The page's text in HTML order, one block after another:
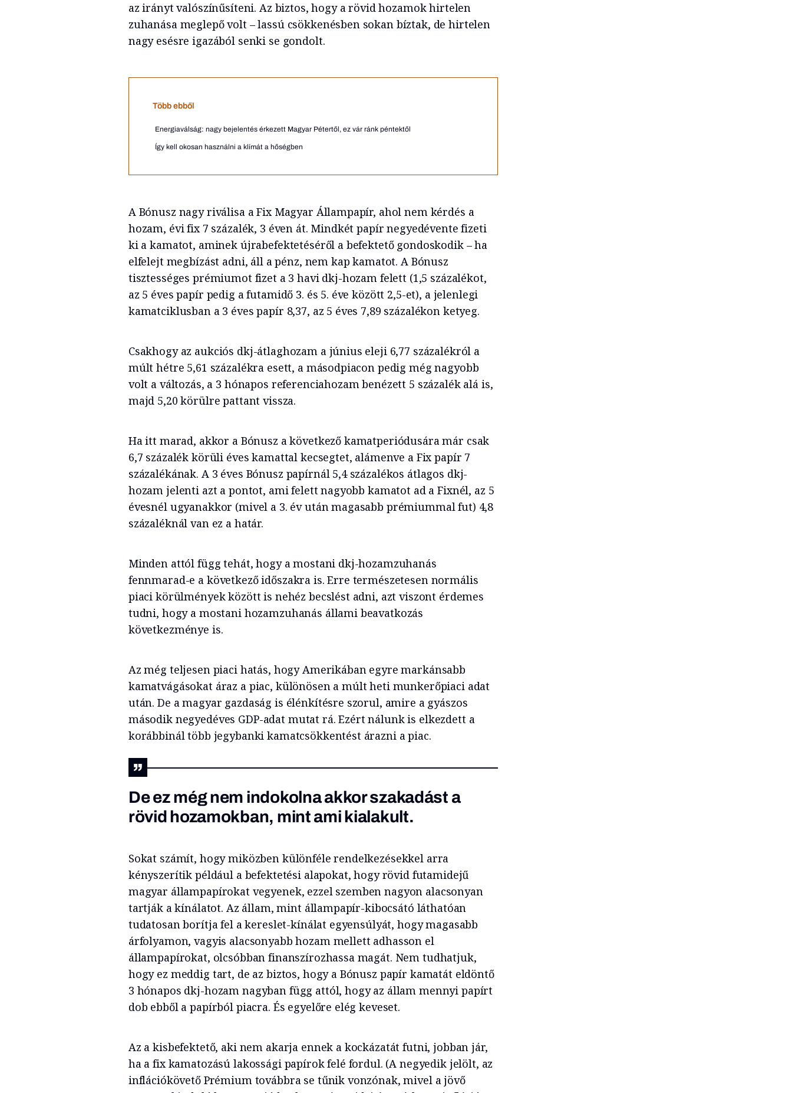
az irányt valószínűsíteni. Az biztos, hogy a rövid hozamok hirtelen
zuhanása meglepő volt – lassú csökkenésben sokan bíztak, de hirtelen
nagy esésre igazából senki se gondolt.
Több ebből
Energiaválság: nagy bejelentés érkezett Magyar Pétertől, ez vár ránk péntektől
Így kell okosan használni a klímát a hőségben
A Bónusz nagy riválisa a Fix Magyar Állampapír, ahol nem kérdés a
hozam, évi fix 7 százalék, 3 éven át. Mindkét papír negyedévente fizeti
ki a kamatot, aminek újrabefektetéséről a befektető gondoskodik – ha
elfelejt megbízást adni, áll a pénz, nem kap kamatot. A Bónusz
tisztességes prémiumot fizet a 3 havi dkj-hozam felett (1,5 százalékot,
az 5 éves papír pedig a futamidő 3. és 5. éve között 2,5-et), a jelenlegi
kamatciklusban a 3 éves papír 8,37, az 5 éves 7,89 százalékon ketyeg.
Csakhogy az aukciós dkj-átlaghozam a június eleji 6,77 százalékról a
múlt hétre 5,61 százalékra esett, a másodpiacon pedig még nagyobb
volt a változás, a 3 hónapos referenciahozam benézett 5 százalék alá is,
majd 5,20 körülre pattant vissza.
Ha itt marad, akkor a Bónusz a következő kamatperiódusára már csak
6,7 százalék körüli éves kamattal kecsegtet, alámenve a Fix papír 7
százalékának. A 3 éves Bónusz papírnál 5,4 százalékos átlagos dkj-
hozam jelenti azt a pontot, ami felett nagyobb kamatot ad a Fixnél, az 5
évesnél ugyanakkor (mivel a 3. év után magasabb prémiummal fut) 4,8
százaléknál van ez a határ.
Minden attól függ tehát, hogy a mostani dkj-hozamzuhanás
fennmarad-e a következő időszakra is. Erre természetesen normális
piaci körülmények között is nehéz becslést adni, azt viszont érdemes
tudni, hogy a mostani hozamzuhanás állami beavatkozás
következménye is.
Az még teljesen piaci hatás, hogy Amerikában egyre markánsabb
kamatvágásokat áraz a piac, különösen a múlt heti munkerőpiaci adat
után. De a magyar gazdaság is élénkítésre szorul, amire a gyászos
második negyedéves GDP-adat mutat rá. Ezért nálunk is elkezdett a
korábbinál több jegybanki kamatcsökkentést árazni a piac.
De ez még nem indokolna akkor szakadást a
rövid hozamokban, mint ami kialakult.
Sokat számít, hogy miközben különféle rendelkezésekkel arra
kényszerítik például a befektetési alapokat, hogy rövid futamidejű
magyar állampapírokat vegyenek, ezzel szemben nagyon alacsonyan
tartják a kínálatot. Az állam, mint állampapír-kibocsátó láthatóan
tudatosan borítja fel a kereslet-kínálat egyensúlyát, hogy magasabb
árfolyamon, vagyis alacsonyabb hozam mellett adhasson el
állampapírokat, olcsóbban finanszírozhassa magát. Nem tudhatjuk,
hogy ez meddig tart, de az biztos, hogy a Bónusz papír kamatát eldöntő
3 hónapos dkj-hozam nagyban függ attól, hogy az állam mennyi papírt
dob ebből a papírból piacra. És egyelőre elég keveset.
Az a kisbefektető, aki nem akarja ennek a kockázatát futni, jobban jár,
ha a fix kamatozású lakossági papírok felé fordul. (A negyedik jelölt, az
inflációkövető Prémium továbbra se tűnik vonzónak, mivel a jövő